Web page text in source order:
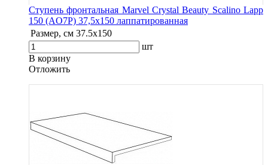
Ступень фронтальная Marvel Crystal Beauty Scalino Lapp
150 (AO7P) 37,5x150 лаппатированная
Размер, см 37.5x150
шт
В корзину
Oтложить